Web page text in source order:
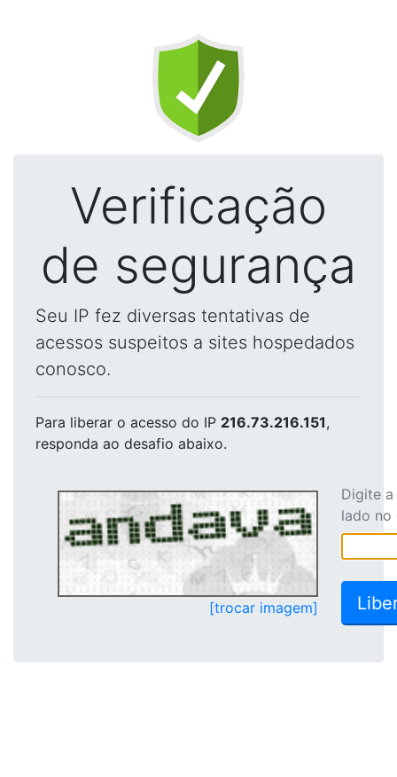
Verificação
de segurança
Seu IP fez diversas tentativas de
acessos suspeitos a sites hospedados
conosco.
Para liberar o acesso do IP 216.73.216.151,
responda ao desafio abaixo.
[trocar imagem]
Digite
lado no